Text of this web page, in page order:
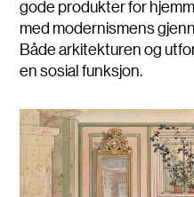
gode produkter for
med modernismens
Både arkitekturen og
en sosial funksjon.